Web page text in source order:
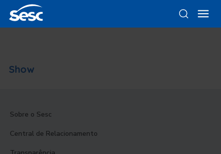
Show
Sobre o Sesc
Central de Relacionamento